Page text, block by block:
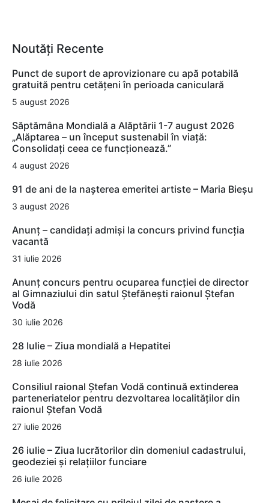
Noutăți Recente
Punct de suport de aprovizionare cu apă potabilă
gratuită pentru cetățeni în perioada caniculară
5 august 2026
Săptămâna Mondială a Alăptării 1-7 august 2026
„Alăptarea – un început sustenabil în viață:
Consolidați ceea ce funcționează.”
4 august 2026
91 de ani de la nașterea emeritei artiste – Maria Bieșu
3 august 2026
Anunț – candidați admiși la concurs privind funcția
vacantă
31 iulie 2026
Anunț concurs pentru ocuparea funcției de director
al Gimnaziului din satul Ștefănești raionul Ștefan
Vodă
30 iulie 2026
28 Iulie – Ziua mondială a Hepatitei
28 iulie 2026
Consiliul raional Ștefan Vodă continuă extinderea
parteneriatelor pentru dezvoltarea localităților din
raionul Ștefan Vodă
27 iulie 2026
26 iulie – Ziua lucrătorilor din domeniul cadastrului,
geodeziei și relațiilor funciare
26 iulie 2026